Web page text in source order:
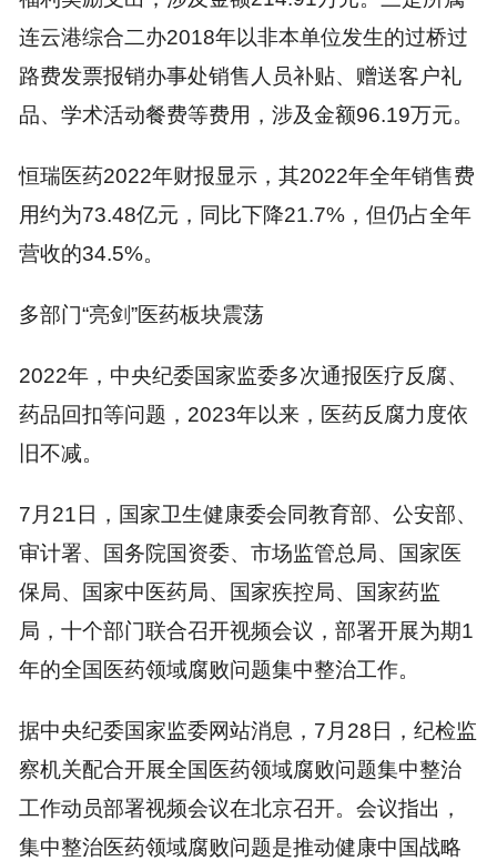
连云港综合二办2018年以非本单位发生的过桥过
路费发票报销办事处销售人员补贴、赠送客户礼
品、学术活动餐费等费用，涉及金额96.19万元。
恒瑞医药2022年财报显示，其2022年全年销售费
用约为73.48亿元，同比下降21.7%，但仍占全年
营收的34.5%。
多部门“亮剑”医药板块震荡
2022年，中央纪委国家监委多次通报医疗反腐、
药品回扣等问题，2023年以来，医药反腐力度依
旧不减。
7月21日，国家卫生健康委会同教育部、公安部、
审计署、国务院国资委、市场监管总局、国家医
保局、国家中医药局、国家疾控局、国家药监
局，十个部门联合召开视频会议，部署开展为期1
年的全国医药领域腐败问题集中整治工作。
据中央纪委国家监委网站消息，7月28日，纪检监
察机关配合开展全国医药领域腐败问题集中整治
工作动员部署视频会议在北京召开。会议指出，
集中整治医药领域腐败问题是推动健康中国战略